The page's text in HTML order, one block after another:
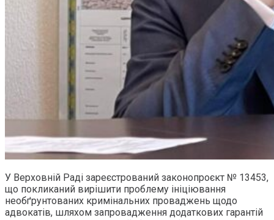
У Верховній Раді зареєстрований законопроєкт № 13453,
що покликаний вирішити проблему ініціювання
необґрунтованих кримінальних проваджень щодо
адвокатів, шляхом запровадження додаткових гарантій